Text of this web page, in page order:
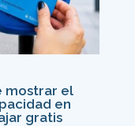
mostrar el
en
gratis